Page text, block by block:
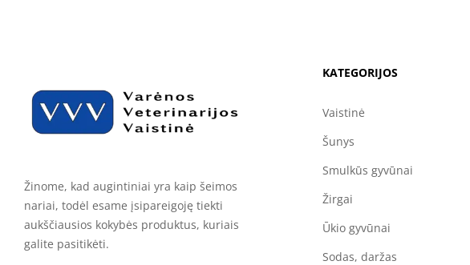
Žinome, kad augintiniai yra kaip šeimos
nariai, todėl esame įsipareigoję tiekti
aukščiausios kokybės produktus, kuriais
galite pasitikėti.
KATEGORIJOS
Vaistinė
Šunys
Smulkūs gyvūnai
Žirgai
Ūkio gyvūnai
Sodas, daržas